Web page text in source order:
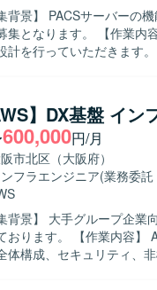
背景】 PACSサーバーの
業内容】 PACSサーバーに関する調査分析、要件定義、基本設計、
計を行っていただきます
る人物像】 関係者と円滑にコミュニケーションを取りながら、複数チ
や製品間での調整を主体的
の知見を活かしながら、
バーという専門性の高い分野で、サー
イドアーキテクトとして
ド双方の知見を活かしつ
【開発環境】 RDBMSとしてPostgreSQLを利用したサーバーサイドシス
対象とした環境となりま
】DX基盤 イン
600,000円/月
市北区（大阪府）
フラエンジニア(業務委
背景】 大手グループ企
AWSクラウド基盤上で稼働する環境に対して、インフラ要件整
体構成、セキュリティ、